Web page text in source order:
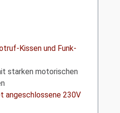
Kissen und Funk-
starken motorischen
angeschlossene 230V